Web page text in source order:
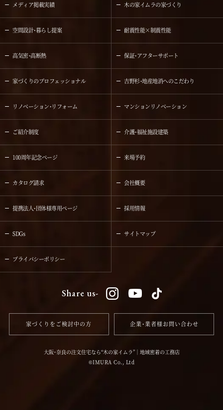
メディア掲載実績 木の家イムラの家づくり
空間設計・暮らし提案 耐震性能×制震性能
高気密・高断熱 保証・アフターサポート
家づくりのプロフェッショナル 吉野杉・地産地消へのこだわり
リノベーション・リフォーム マンションリノベーション
ご紹介制度 介護・福祉施設建築
100周年記念ページ 来場予約
カタログ請求 会社概要
提携法人・団体様専用ページ 採用情報
SDGs サイトマップ
プライバシーポリシー
Share us-
家づくりをご検討中の方 企業・業者様お問い合わせ
大阪・奈良の注文住宅なら“木の家イムラ”｜地域密着の工務店
©️IMURA Co., Ltd